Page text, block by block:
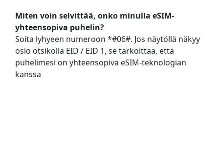
Miten voin selvittää, onko minulla eSIM-
yhteensopiva puhelin?
Soita lyhyeen numeroon *#06#. Jos näytöllä näkyy
osio otsikolla EID / EID 1, se tarkoittaa, että
puhelimesi on yhteensopiva eSIM-teknologian
kanssa